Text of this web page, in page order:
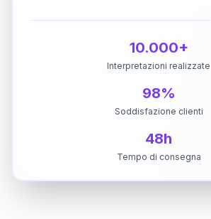
10.000+
Interpretazioni realizzate
98%
Soddisfazione clienti
48h
Tempo di consegna